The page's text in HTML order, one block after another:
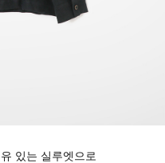
있는 실루엣으로